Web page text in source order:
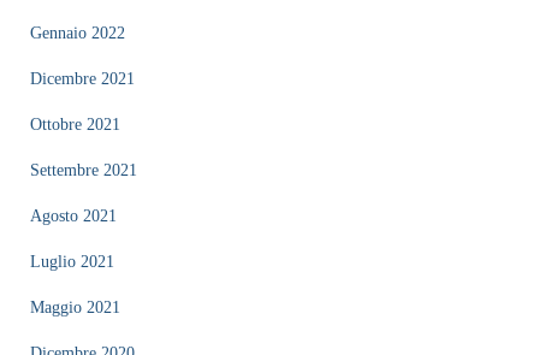
Gennaio 2022
Dicembre 2021
Ottobre 2021
Settembre 2021
Agosto 2021
Luglio 2021
Maggio 2021